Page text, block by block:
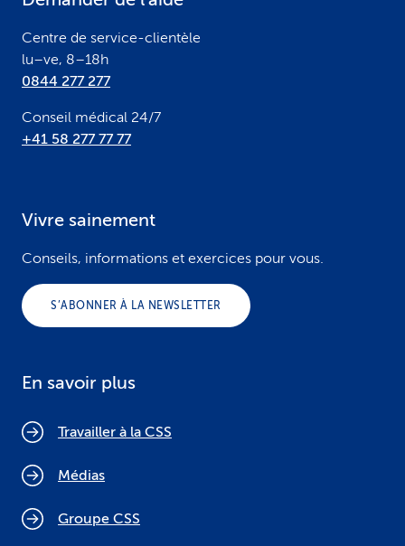
Centre de service-clientèle
lu–ve, 8–18h
0844 277 277
Conseil médical 24/7
+41 58 277 77 77
Vivre sainement
Conseils, informations et exercices pour vous.
S’ABONNER À LA NEWSLETTER
En savoir plus
Travailler à la CSS
Médias
Groupe CSS